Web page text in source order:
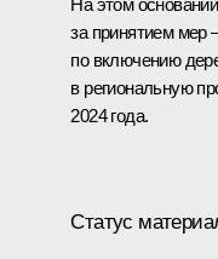
На этом
за принятием мер
по включению
в региональную
2024 года.
Статус